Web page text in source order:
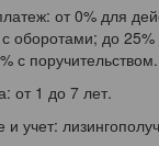
от 0% для
оборотами; до
с поручительством.
1 до 7 лет.